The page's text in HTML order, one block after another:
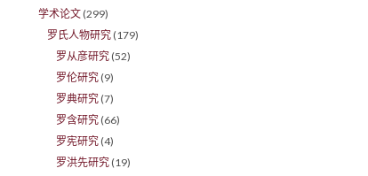
学术论文 (299)
罗氏人物研究 (179)
罗从彦研究 (52)
罗伦研究 (9)
罗典研究 (7)
罗含研究 (66)
罗宪研究 (4)
罗洪先研究 (19)